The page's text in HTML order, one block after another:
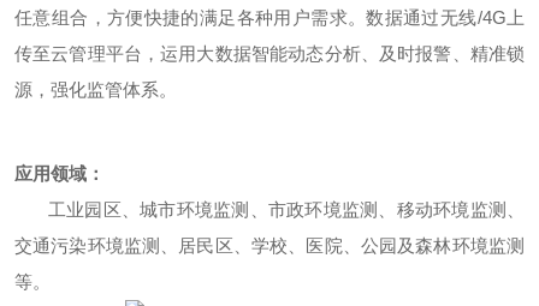
任意组合，方便快捷的满足各种用户需求。数据通过无线/4G上
传至云管理平台，运用大数据智能动态分析、及时报警、精准锁
源，强化监管体系。
应用领域 ：
工业园区、城市环境监测、市政环境监测、移动环境监测、
交通污染环境监测、居民区、学校、医院、公园及森林环境监测
等。